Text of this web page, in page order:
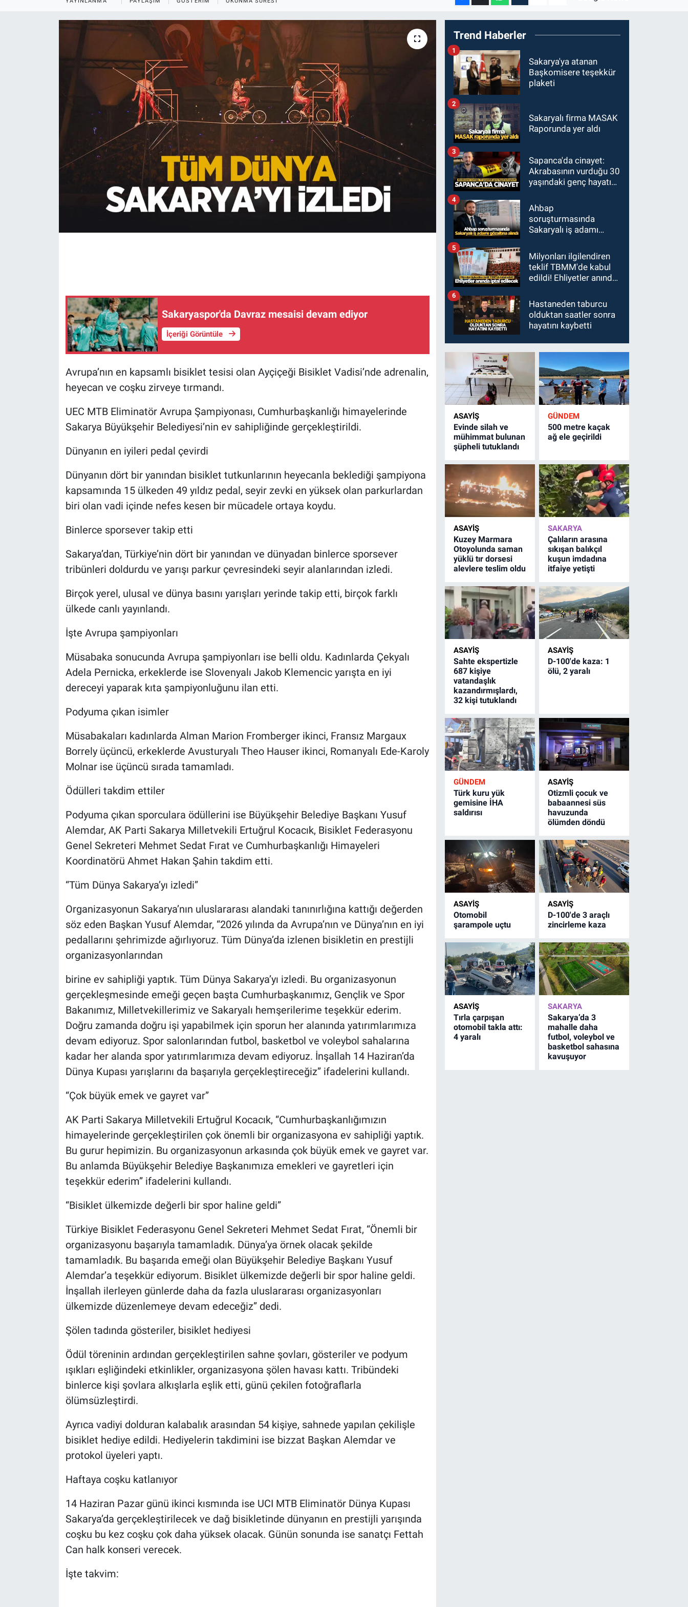
Sakaryaspor'da Davraz mesaisi devam ediyor
İçeriği Görüntüle
Avrupa’nın en kapsamlı bisiklet tesisi olan Ayçiçeği Bisiklet Vadisi’nde adrenalin,
heyecan ve coşku zirveye tırmandı.
UEC MTB Eliminatör Avrupa Şampiyonası, Cumhurbaşkanlığı himayelerinde
Sakarya Büyükşehir Belediyesi’nin ev sahipliğinde gerçekleştirildi.
Dünyanın en iyileri pedal çevirdi
Dünyanın dört bir yanından bisiklet tutkunlarının heyecanla beklediği şampiyona
kapsamında 15 ülkeden 49 yıldız pedal, seyir zevki en yüksek olan parkurlardan
biri olan vadi içinde nefes kesen bir mücadele ortaya koydu.
Binlerce sporsever takip etti
Sakarya’dan, Türkiye’nin dört bir yanından ve dünyadan binlerce sporsever
tribünleri doldurdu ve yarışı parkur çevresindeki seyir alanlarından izledi.
Birçok yerel, ulusal ve dünya basını yarışları yerinde takip etti, birçok farklı
ülkede canlı yayınlandı.
İşte Avrupa şampiyonları
Müsabaka sonucunda Avrupa şampiyonları ise belli oldu. Kadınlarda Çekyalı
Adela Pernicka, erkeklerde ise Slovenyalı Jakob Klemencic yarışta en iyi
dereceyi yaparak kıta şampiyonluğunu ilan etti.
Podyuma çıkan isimler
Müsabakaları kadınlarda Alman Marion Fromberger ikinci, Fransız Margaux
Borrely üçüncü, erkeklerde Avusturyalı Theo Hauser ikinci, Romanyalı Ede-Karoly
Molnar ise üçüncü sırada tamamladı.
Ödülleri takdim ettiler
Podyuma çıkan sporculara ödüllerini ise Büyükşehir Belediye Başkanı Yusuf
Alemdar, AK Parti Sakarya Milletvekili Ertuğrul Kocacık, Bisiklet Federasyonu
Genel Sekreteri Mehmet Sedat Fırat ve Cumhurbaşkanlığı Himayeleri
Koordinatörü Ahmet Hakan Şahin takdim etti.
“Tüm Dünya Sakarya’yı izledi”
Organizasyonun Sakarya’nın uluslararası alandaki tanınırlığına kattığı değerden
söz eden Başkan Yusuf Alemdar, “2026 yılında da Avrupa’nın ve Dünya’nın en iyi
pedallarını şehrimizde ağırlıyoruz. Tüm Dünya’da izlenen bisikletin en prestijli
organizasyonlarından
birine ev sahipliği yaptık. Tüm Dünya Sakarya’yı izledi. Bu organizasyonun
gerçekleşmesinde emeği geçen başta Cumhurbaşkanımız, Gençlik ve Spor
Bakanımız, Milletvekillerimiz ve Sakaryalı hemşerilerime teşekkür ederim.
Doğru zamanda doğru işi yapabilmek için sporun her alanında yatırımlarımıza
devam ediyoruz. Spor salonlarından futbol, basketbol ve voleybol sahalarına
kadar her alanda spor yatırımlarımıza devam ediyoruz. İnşallah 14 Haziran’da
Dünya Kupası yarışlarını da başarıyla gerçekleştireceğiz” ifadelerini kullandı.
“Çok büyük emek ve gayret var”
AK Parti Sakarya Milletvekili Ertuğrul Kocacık, “Cumhurbaşkanlığımızın
himayelerinde gerçekleştirilen çok önemli bir organizasyona ev sahipliği yaptık.
Bu gurur hepimizin. Bu organizasyonun arkasında çok büyük emek ve gayret var.
Bu anlamda Büyükşehir Belediye Başkanımıza emekleri ve gayretleri için
teşekkür ederim” ifadelerini kullandı.
“Bisiklet ülkemizde değerli bir spor haline geldi”
Türkiye Bisiklet Federasyonu Genel Sekreteri Mehmet Sedat Fırat, “Önemli bir
organizasyonu başarıyla tamamladık. Dünya’ya örnek olacak şekilde
tamamladık. Bu başarıda emeği olan Büyükşehir Belediye Başkanı Yusuf
Alemdar’a teşekkür ediyorum. Bisiklet ülkemizde değerli bir spor haline geldi.
İnşallah ilerleyen günlerde daha da fazla uluslararası organizasyonları
ülkemizde düzenlemeye devam edeceğiz” dedi.
Şölen tadında gösteriler, bisiklet hediyesi
Ödül töreninin ardından gerçekleştirilen sahne şovları, gösteriler ve podyum
ışıkları eşliğindeki etkinlikler, organizasyona şölen havası kattı. Tribündeki
binlerce kişi şovlara alkışlarla eşlik etti, günü çekilen fotoğraflarla
ölümsüzleştirdi.
Ayrıca vadiyi dolduran kalabalık arasından 54 kişiye, sahnede yapılan çekilişle
bisiklet hediye edildi. Hediyelerin takdimini ise bizzat Başkan Alemdar ve
protokol üyeleri yaptı.
Haftaya coşku katlanıyor
14 Haziran Pazar günü ikinci kısmında ise UCI MTB Eliminatör Dünya Kupası
Sakarya’da gerçekleştirilecek ve dağ bisikletinde dünyanın en prestijli yarışında
coşku bu kez coşku çok daha yüksek olacak. Günün sonunda ise sanatçı Fettah
Can halk konseri verecek.
İşte takvim:
Trend Haberler
Sakarya'ya atanan
Başkomisere teşekkür
plaketi
1
Sakaryalı firma MASAK
Raporunda yer aldı
2
Sapanca'da cinayet:
Akrabasının vurduğu 30
yaşındaki genç hayatını
3
Ahbap
soruşturmasında
Sakaryalı iş adamı
4
Milyonları ilgilendiren
teklif TBMM'de kabul
edildi! Ehliyetler anında
5
Hastaneden taburcu
olduktan saatler sonra
hayatını kaybetti
6
ASAYİŞ
Evinde silah ve
mühimmat bulunan
şüpheli tutuklandı
GÜNDEM
500 metre kaçak
ağ ele geçirildi
ASAYİŞ
Kuzey Marmara
Otoyolunda saman
yüklü tır dorsesi
alevlere teslim oldu
SAKARYA
Çalıların arasına
sıkışan balıkçıl
kuşun imdadına
itfaiye yetişti
ASAYİŞ
Sahte ekspertizle
687 kişiye
vatandaşlık
kazandırmışlardı,
32 kişi tutuklandı
ASAYİŞ
D-100'de kaza: 1
ölü, 2 yaralı
GÜNDEM
Türk kuru yük
gemisine İHA
saldırısı
ASAYİŞ
Otizmli çocuk ve
babaannesi süs
havuzunda
ölümden döndü
ASAYİŞ
Otomobil
şarampole uçtu
ASAYİŞ
D-100'de 3 araçlı
zincirleme kaza
ASAYİŞ
Tırla çarpışan
otomobil takla attı:
4 yaralı
SAKARYA
Sakarya’da 3
mahalle daha
futbol, voleybol ve
basketbol sahasına
kavuşuyor
EĞİTİM
HALK54 PANORAMA